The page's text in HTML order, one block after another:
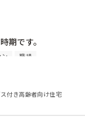
期です。
いているのですが
でしょうか？
ン 職場
付き高齢者向け住宅